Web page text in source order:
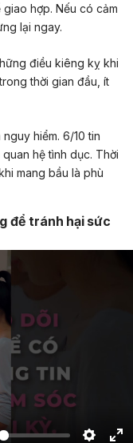
hợp. Nếu có cảm
lại ngay.
điều kiêng kỵ khi
thời gian đầu, ít
hiểm. 6/10 tin
hệ tình dục. Thời
mang bầu là phù
để tránh hại sức